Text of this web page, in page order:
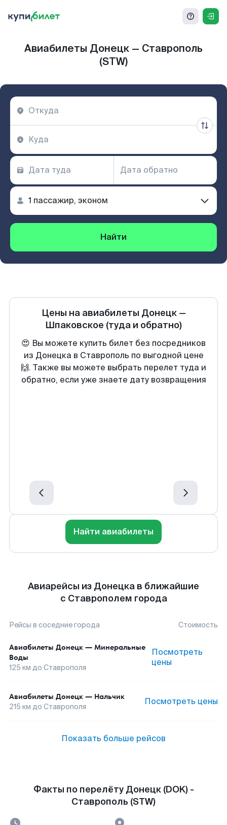
Авиабилеты Донецк — Ставрополь
(STW)
Найти
Цены на авиабилеты Донецк—
Шпаковское (туда и обратно)
😍 Вы можете купить билет без посредников
из Донецка в Ставрополь по выгодной цене
🙌. Также вы можете выбрать перелет туда и
обратно, если уже знаете дату возвращения
Найти авиабилеты
Авиарейсы из Донецка в ближайшие
с Ставрополем города
Рейсы в соседние города Стоимость
Авиабилеты Донецк — Минеральные
Воды
125 км до Ставрополя
Посмотреть
цены
Авиабилеты Донецк — Нальчик
215 км до Ставрополя Посмотреть цены
Показать больше рейсов
Факты по перелёту Донецк (DOK) -
Ставрополь (STW)